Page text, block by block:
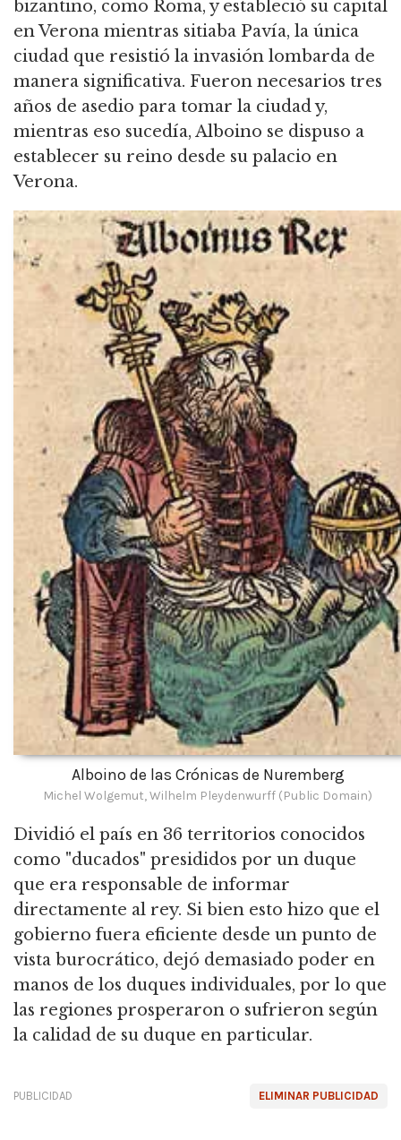
bizantino, como Roma, y estableció su capital
en Verona mientras sitiaba Pavía, la única
ciudad que resistió la invasión lombarda de
manera significativa. Fueron necesarios tres
años de asedio para tomar la ciudad y,
mientras eso sucedía, Alboino se dispuso a
establecer su reino desde su palacio en
Verona.
Alboino de las Crónicas de Nuremberg
Michel Wolgemut, Wilhelm Pleydenwurff (Public Domain)
Dividió el país en 36 territorios conocidos
como "ducados" presididos por un duque
que era responsable de informar
directamente al rey. Si bien esto hizo que el
gobierno fuera eficiente desde un punto de
vista burocrático, dejó demasiado poder en
manos de los duques individuales, por lo que
las regiones prosperaron o sufrieron según
la calidad de su duque en particular.
ELIMINAR PUBLICIDAD
PUBLICIDAD